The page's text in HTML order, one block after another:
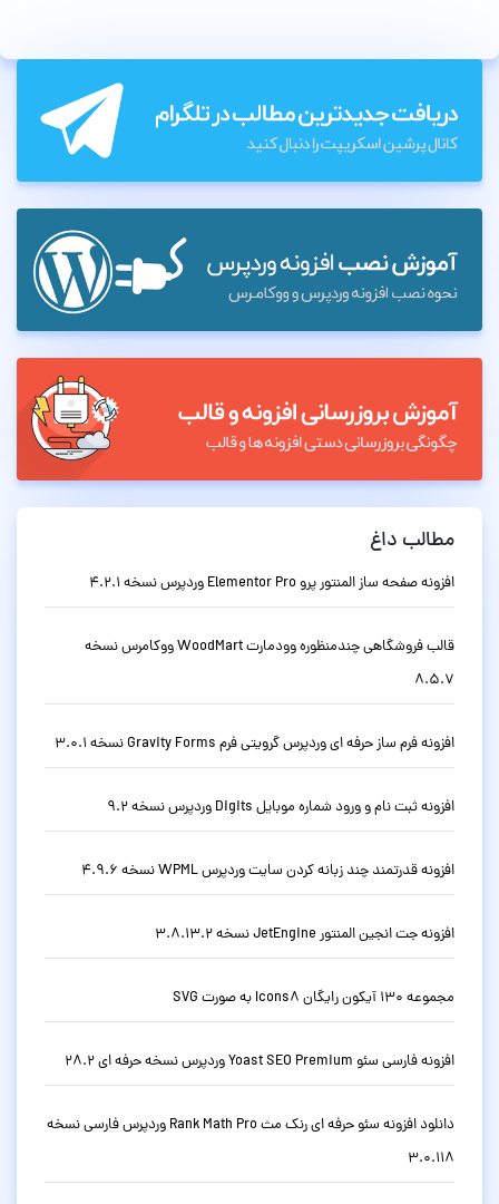
مطالب داغ
افزونه صفحه ساز المنتور پرو Elementor Pro وردپرس نسخه 4.2.1
قالب فروشگاهی چندمنظوره وودمارت WoodMart ووکامرس نسخه
8.5.7
افزونه فرم ساز حرفه ای وردپرس گرویتی فرم Gravity Forms نسخه 3.0.1
افزونه ثبت نام و ورود شماره موبایل Digits وردپرس نسخه 9.2
افزونه قدرتمند چند زبانه کردن سایت وردپرس WPML نسخه 4.9.6
افزونه جت انجین المنتور JetEngine نسخه 3.8.13.2
مجموعه 130 آیکون رایگان Icons8 به صورت SVG
افزونه فارسی سئو Yoast SEO Premium وردپرس نسخه حرفه ای 28.2
دانلود افزونه سئو حرفه ای رنک مث Rank Math Pro وردپرس فارسی نسخه
3.0.118